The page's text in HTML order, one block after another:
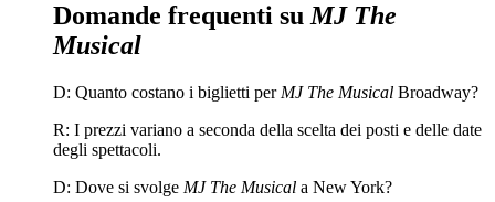
Domande frequenti suMJ The
Musical
D: Quanto costano i biglietti per MJ The Musical Broadway?
R: I prezzi variano a seconda della scelta dei posti e delle date
degli spettacoli.
D: Dove si svolge MJ The Musical a New York?